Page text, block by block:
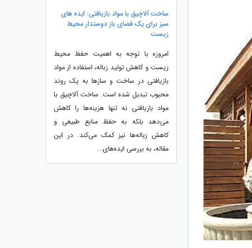
ساخت آلاچیق با مواد بازیافتی: ایده های
سبز برای یک فضای باز دوستدار محیط
زیست
امروزه با توجه به اهمیت حفظ محیط
زیست و کاهش تولید زباله، استفاده از مواد
بازیافتی در ساخت و سازها به یک روند
محبوب تبدیل شده است. ساخت آلاچیق با
مواد بازیافتی نه تنها هزینه‌ها را کاهش
می‌دهد بلکه به حفظ منابع طبیعی و
کاهش زباله‌ها نیز کمک می‌کند. در این
مقاله، به بررسی ایده‌های...